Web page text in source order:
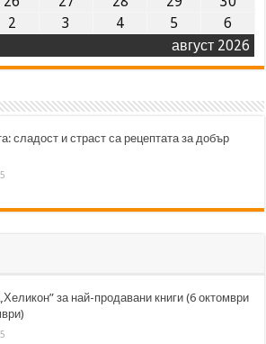
август 2026
2 3 4 5 6
сладост и страст са рецептата за добър
за най-продавани книги (6 октомври